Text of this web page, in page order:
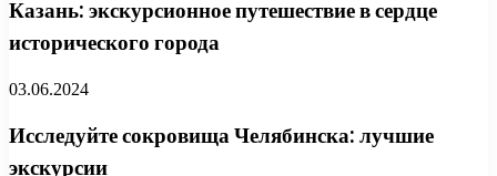
Казань: экскурсионное путешествие в сердце
исторического города
03.06.2024
Исследуйте сокровища Челябинска: лучшие
экскурсии